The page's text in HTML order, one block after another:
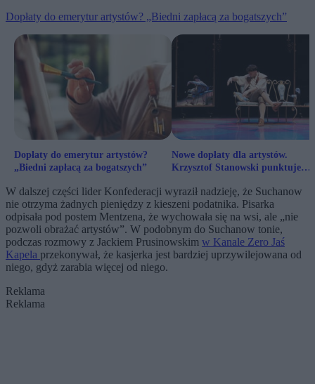
Dopłaty do emerytur artystów? „Biedni zapłacą za bogatszych”
Dopłaty do emerytur artystów?
„Biedni zapłacą za bogatszych”
Nowe dopłaty dla artystów.
Krzysztof Stanowski punktuje
W dalszej części lider Konfederacji wyraził nadzieję, że Suchanow
nie otrzyma żadnych pieniędzy z kieszeni podatnika. Pisarka
odpisała pod postem Mentzena, że wychowała się na wsi, ale „nie
pozwoli obrażać artystów”. W podobnym do Suchanow tonie,
podczas rozmowy z Jackiem Prusinowskim w Kanale Zero Jaś
Kapela przekonywał, że kasjerka jest bardziej uprzywilejowana od
niego, gdyż zarabia więcej od niego.
Reklama
Reklama